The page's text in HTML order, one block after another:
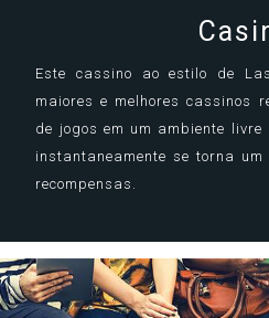
Este cassino ao estilo de
maiores e melhores cassinos
de jogos em um ambiente livre
instantaneamente se torna
recompensas.